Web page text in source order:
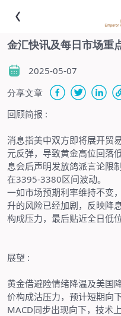
金汇快讯及每日市场重
2025-05-07
分享文章
回顾简报 :
消息指美中双方即将展开贸
元反弹，导致黄金高位回落
息会后声明发放鸽派言论限
在3395-3380区间波动。
一如市场预期利率维持不变
升的风险已经加剧，反映降
构成压力，最后贴近全日低
展望 :
黄金借避险情绪降温及美国
价构成沽压力，预计短期向
MACD同步出现向下，技术